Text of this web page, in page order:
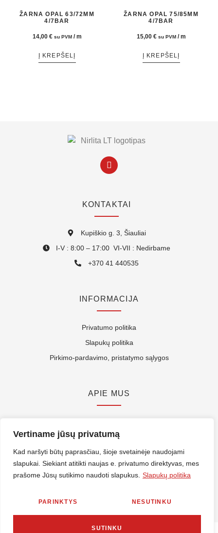
Vertiname jūsų privatumą
Kad naršyti būtų paprasčiau, šioje svetainėje naudojami
slapukai. Siekiant atitikti naujas e. privatumo direktyvas, mes
prašome Jūsų sutikimo naudoti slapukus. Slapukų politika
PARINKTYS NESUTINKU
SUTINKU
ŽARNA OPAL 63/72MM
4/7BAR
14,00 € su PVM / m
Į KREPŠELĮ
ŽARNA OPAL 75/85MM
4/7BAR
15,00 € su PVM / m
Į KREPŠELĮ
KONTAKTAI
Kupiškio g. 3, Šiauliai
I-V : 8:00 – 17:00 VI-VII : Nedirbame
+370 41 440535
INFORMACIJA
Privatumo politika
Slapukų politika
Pirkimo-pardavimo, pristatymo sąlygos
APIE MUS
Rekvizitai
ES Parama